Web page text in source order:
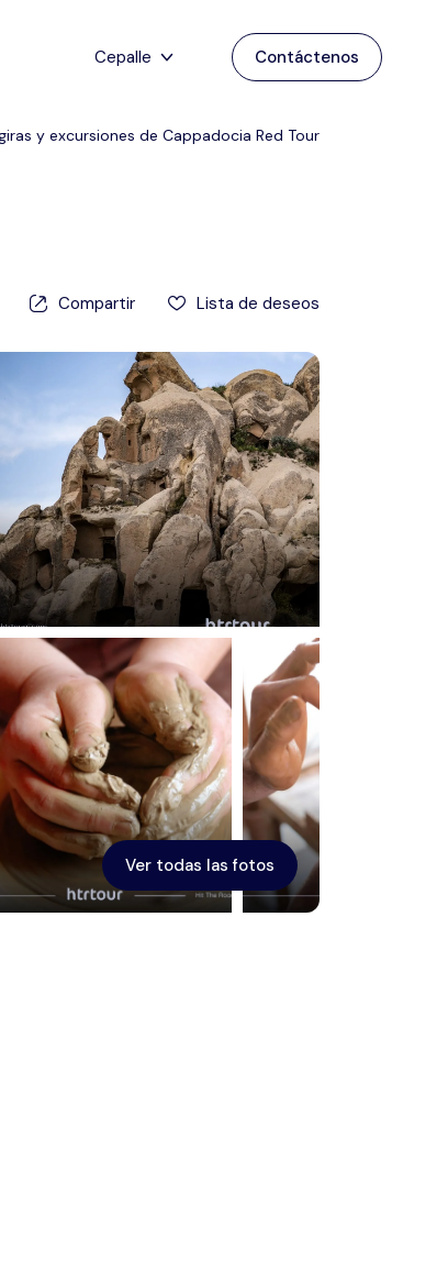
Cepalle
Inglés
turco
Contáctenos
y excursiones de Cappadocia Red Tour
Compartir Lista de deseos
Ver todas las fotos